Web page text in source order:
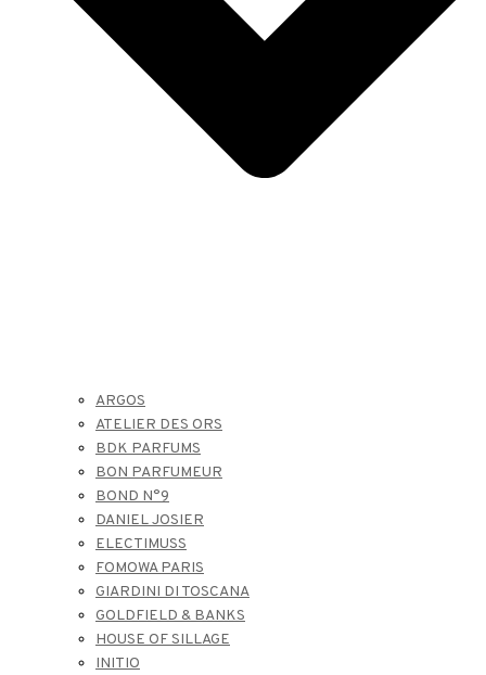
ARGOS
ATELIER DES ORS
BDK PARFUMS
BON PARFUMEUR
BOND N°9
DANIEL JOSIER
ELECTIMUSS
FOMOWA PARIS
GIARDINI DI TOSCANA
GOLDFIELD & BANKS
HOUSE OF SILLAGE
INITIO